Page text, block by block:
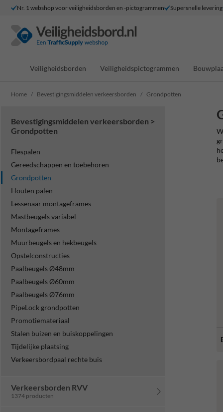
Nr. 1 webshop voor veiligheidsborden en -pictogrammen Supersnelle levering
Veiligheidsborden Veiligheidspictogrammen
Home Bevestigingsmiddelen verkeersborden Grondpotten
Bevestigingsmiddelen verkeersborden >
Grondpotten
Flespalen
Gereedschappen en toebehoren
Grondpotten
Houten palen
Lessenaar montageframes
Mastbeugels variabel
Montageframes
Muurbeugels en hekbeugels
Opstelconstructies
Paalbeugels Ø48mm
Paalbeugels Ø60mm
Paalbeugels Ø76mm
PipeLock grondpotten
Promotiemateriaal
Stalen buizen en buiskoppelingen
Tijdelijke plaatsing
Verkeersbordpaal rechte buis
Verkeersborden RVV
1374 producten